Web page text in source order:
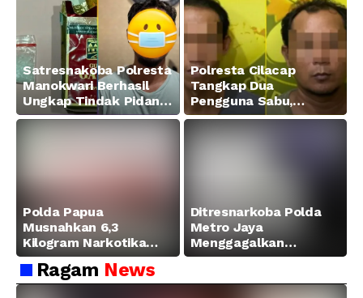
Satresnakoba Polresta
Manokwari Berhasil
Ungkap Tindak Pidana
Narkotika Golongan I
Jenis Sabu di Jalan
Polresta Cilacap
Tangkap Dua
Pengguna Sabu,
Amankan Paket 0,34
Gram
Polda Papua
Musnahkan 6,3
Kilogram Narkotika
Hasil Pengungkapan
Jaringan Lintas
Wilayah Februari 2026
Ditresnarkoba Polda
Metro Jaya
Menggagalkan
Peredaran Sabu 5,3 Kg
Ragam News